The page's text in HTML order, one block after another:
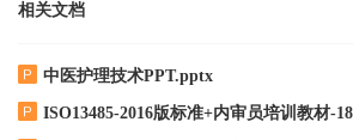
相关文档
中医护理技术PPT.pptx
ISO13485-2016版标准+内审员培训教材-